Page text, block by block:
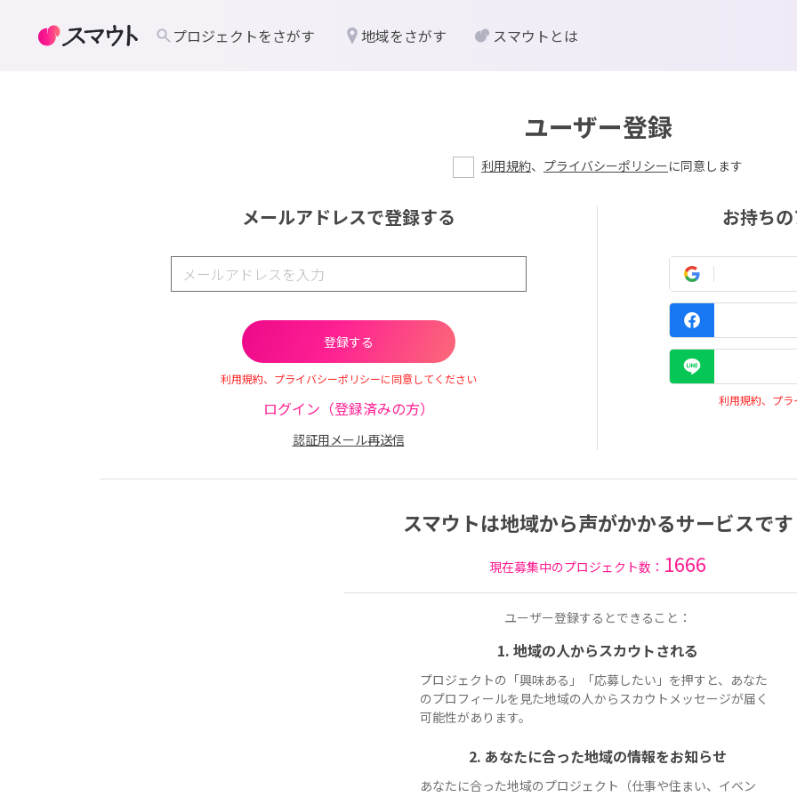
ユーザー登録
利用規約、 プライバシーポリシーに同意します
メールアドレスで登録する
利用規約、プライバシーポリシーに同意してください
ログイン（登録済みの方）
認証用メール再送信
お持ち
利用規約、プ
スマウトは地域から声がかかるサービスです
現在募集中のプロジェクト数： 1666
ユーザー登録するとできること：
1. 地域の人からスカウトされる
プロジェクトの「興味ある」「応募したい」を押すと、あなた
のプロフィールを見た地域の人からスカウトメッセージが届く
可能性があります。
2. あなたに合った地域の情報をお知らせ
あなたに合った地域のプロジェクト（仕事や住まい、イベン
プロジェクトをさがす 地域をさがす スマウトとは